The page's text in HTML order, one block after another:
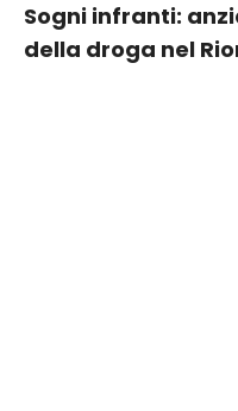
Sogni infranti:
della droga nel